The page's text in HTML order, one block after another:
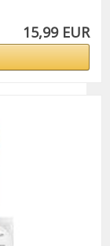
15,99 EUR